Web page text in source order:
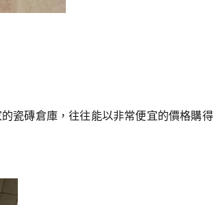
瓷磚倉庫，往往能以非常便宜的價格購得